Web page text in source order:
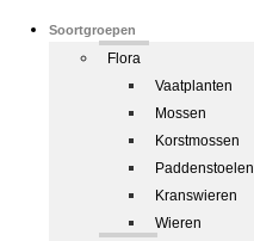
Soortgroepen
Flora
Vaatplanten
Mossen
Korstmossen
Paddenstoelen
Kranswieren
Wieren